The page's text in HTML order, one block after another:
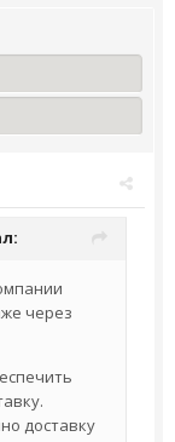
через
доставку